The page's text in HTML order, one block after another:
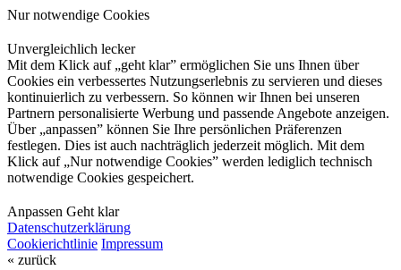
Nur notwendige Cookies
Unvergleichlich lecker
Mit dem Klick auf „geht klar” ermöglichen Sie uns Ihnen über
Cookies ein verbessertes Nutzungserlebnis zu servieren und dieses
kontinuierlich zu verbessern. So können wir Ihnen bei unseren
Partnern personalisierte Werbung und passende Angebote anzeigen.
Über „anpassen” können Sie Ihre persönlichen Präferenzen
festlegen. Dies ist auch nachträglich jederzeit möglich. Mit dem
Klick auf „Nur notwendige Cookies” werden lediglich technisch
notwendige Cookies gespeichert.
Anpassen Geht klar
Datenschutzerklärung
Cookierichtlinie Impressum
« zurück